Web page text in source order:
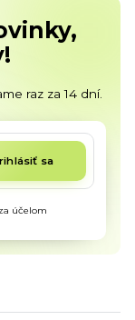
raz za 14 dní.
sa
účelom